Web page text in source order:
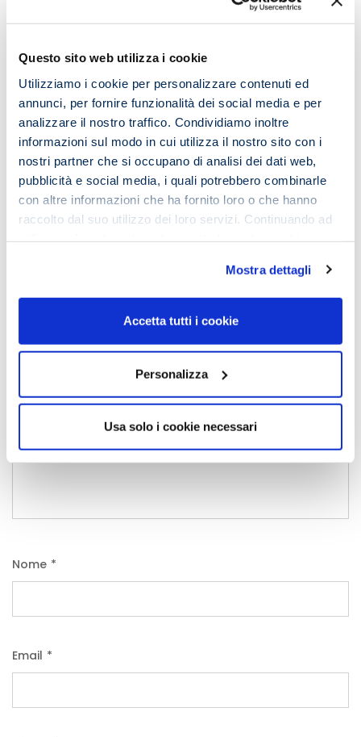
Questo sito web utilizza i cookie
Utilizziamo i cookie per personalizzare contenuti ed
annunci, per fornire funzionalità dei social media e per
analizzare il nostro traffico. Condividiamo inoltre
informazioni sul modo in cui utilizza il nostro sito con i
nostri partner che si occupano di analisi dei dati web,
pubblicità e social media, i quali potrebbero combinarle
con altre informazioni che ha fornito loro o che hanno
raccolto dal suo utilizzo dei loro servizi. Continuando ad
Mostra dettagli
Accetta tutti i cookie
Personalizza
Usa solo i cookie necessari
➡️ richiedi una video lezione gratuita
Comments
Lascia un commento
Il tuo indirizzo email non sarà pubblicato.
I campi
Nome *
Email *